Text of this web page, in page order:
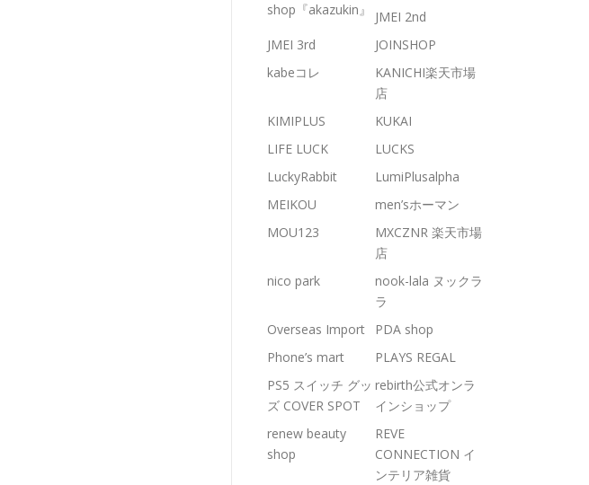
shop『akazukin』
JMEI 2nd
JMEI 3rd
JOINSHOP
kabeコレ
KANICHI楽天市場
店
KIMIPLUS
KUKAI
LIFE LUCK
LUCKS
LuckyRabbit
LumiPlusalpha
MEIKOU
men’sホーマン
MOU123
MXCZNR 楽天市場
店
nico park
nook-lala ヌックラ
ラ
Overseas Import
PDA shop
Phone’s mart
PLAYS REGAL
PS5 スイッチ グッ
ズ COVER SPOT
rebirth公式オンラ
インショップ
renew beauty
shop
REVE
CONNECTION イ
ンテリア雑貨